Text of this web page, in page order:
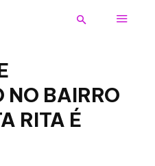
NO BAIRRO
RITA É